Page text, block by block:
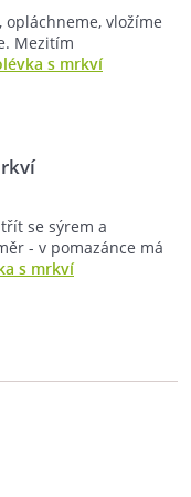
vložíme
Mezitím
s mrkví
se sýrem a
- v pomazánce má
s mrkví